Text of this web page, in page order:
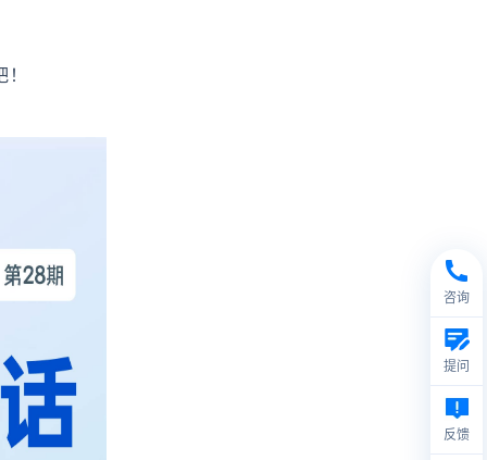
咨询
提问
反馈